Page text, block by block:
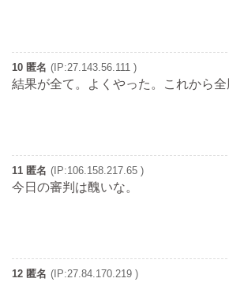
10 匿名 (IP:27.143.56.111 )
結果が全て。よくやった。これから全
11 匿名 (IP:106.158.217.65 )
今日の審判は醜いな。
12 匿名 (IP:27.84.170.219 )